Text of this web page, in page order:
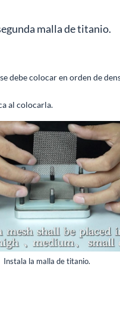
malla de titanio.
debe colocar en orden de
al colocarla.
Instala la malla de titanio.